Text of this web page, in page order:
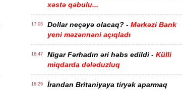
xəstə qəbulu...
17:03 Dollar neçəyə olacaq? - Mərkəzi Bank
yeni məzənnəni açıqladı
16:47 Nigar Fərhadın əri həbs edildi - Külli
miqdarda dələduzluq
16:29
İrandan Britaniyaya tiryək aparmaq